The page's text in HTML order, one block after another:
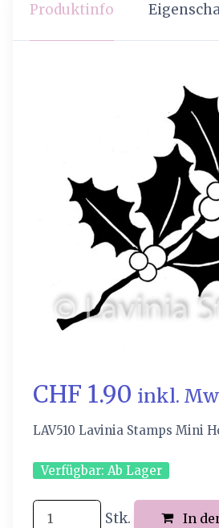
Produktinfo
CHF 1.90 inkl.
LAV510 Lavinia Stamps Mini
Verfügbar: Ab Lager
Stk. In